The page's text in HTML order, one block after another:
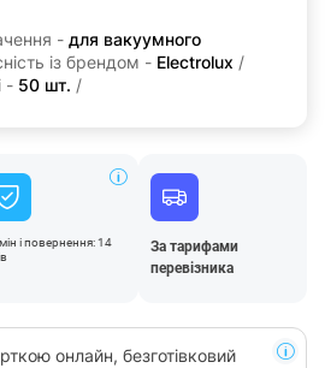
- для вакуумного
із брендом - Electrolux /
- 50 шт. /
і повернення: 14
За тарифами
перевізника
онлайн, безготівковий